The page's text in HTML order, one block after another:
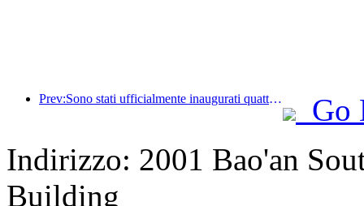
Prev:Sono stati ufficialmente inaugurati quattro luoghi culturali, tra cui la nuova 'Jinling Poetry Hall' nella zona panoramica del lago Xuanwu a Nanchino.
Go
Indirizzo: 2001 Bao'an
Building